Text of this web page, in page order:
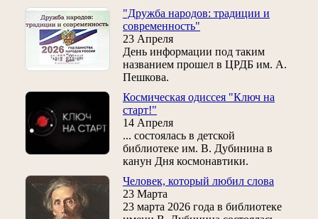
"Дружба народов: традиции и
современность"
23 Апреля
День информации под таким
названием прошел в ЦРДБ им. А.
Пешкова.
Космическая одиссея "Ключ на
старт!"
14 Апреля
... состоялась в детской
библиотеке им. В. Дубинина в
канун Дня космонавтики.
Человек, который любил слова
23 Марта
23 марта 2026 года в библиотеке